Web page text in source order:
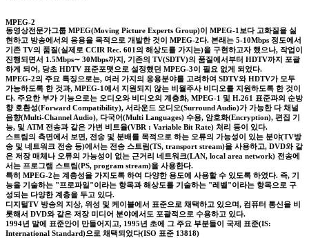
MPEG-2
동영상전문가그룹 MPEG(Moving Picture Experts Group)이 MPEG-1보다 고화질을 실
현하고 방송에서의 응용을 목적으로 개발한 것이 MPEG-2다. 본래는 5-10Mbps 정도에서
기존 TV의 품질(실제로 CCIR Rec. 601의 해상도를 가지는)을 구현하고자 했으나, 작업이
진행되면서 1.5Mbps∼ 30Mbps까지, 기존의 TV(SDTV)의 품질에서부터 HDTV까지 포괄
하게 되어, 당초 HDTV 표준포맷으로 설정했던 MPEG-3이 필요 없게 되었다.
MPEG-2의 주요 특징으로는, 여러 가지의 응용분야를 고려하여 SDTV와 HDTV가 모두
가능하도록 한 것과, MPEG-1에서 지원되지 않는 비월주사 비디오를 지원하도록 한 것이
다. 주요한 부가 기능으로는 오디오와 비디오의 계층화, MPEG-1 및 H.261 표준과의 순방
향 호환성(Forward Compatibility), 서라운드 오디오(Surround Audio)가 가능한 다 채널
음향(Multi-Channel Audio), 다국어(Multi Languages) 수용, 암호화(Encryption), 편집 기
능, 및 ATM 전송과 같은 가변 비트율(VBR : Variable Bit Rate) 처리 등이 있다.
스트림의 측면에서 보면, 전송 및 분배를 목적으로 하는 오류의 가능성이 있는 분야(TV방
송 및 네트워크 전송 등)에서는 전송 스트림(TS, transport stream)을 사용하고, DVD와 같
은 저장 매체나 오류의 가능성이 없는 근거리 네트워크(LAN, local area network) 전송에
서는 프로그램 스트림(PS, program stream)을 사용한다.
특히 MPEG-2는 계층성을 가지도록 하여 다양한 용도에 사용할 수 있도록 하였다. 즉, 기
능을 기술하는 "프로파일"이라는 항목과 해상도를 기술하는 "레벨"이라는 항목으로 구
성되는 다양한 계층을 두고 있다.
디지털TV 방송의 지상, 위성 및 케이블에서 표준으로 채택하고 있으며, 컴퓨터 통신을 비
롯해서 DVD와 같은 저장 미디어 분야에서도 포괄적으로 수용하고 있다.
1994년 말에 표준안이 만들어지고, 1995년 초에 그 주요 부분들이 국제 표준(IS:
International Standard)으로 채택되었다(ISO 표준 13818)